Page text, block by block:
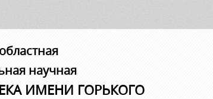
научная
ИМЕНИ ГОРЬКОГО